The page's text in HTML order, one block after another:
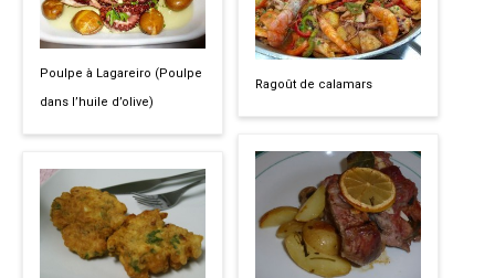
Poulpe à Lagareiro (Poulpe
dans l’huile d’olive)
Ragoût de calamars